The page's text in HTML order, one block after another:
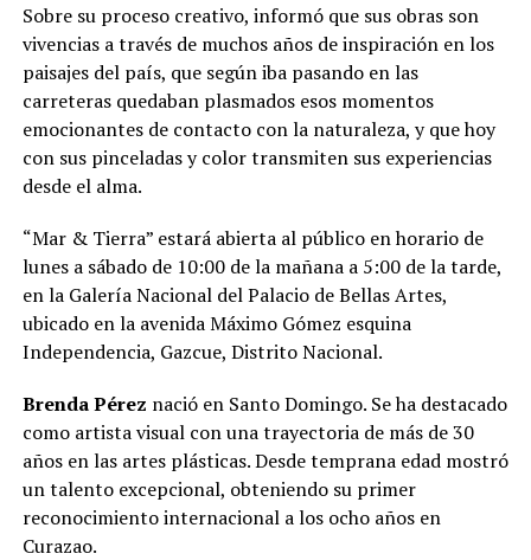
Sobre su proceso creativo, informó que sus obras son
vivencias a través de muchos años de inspiración en los
paisajes del país, que según iba pasando en las
carreteras quedaban plasmados esos momentos
emocionantes de contacto con la naturaleza, y que hoy
con sus pinceladas y color transmiten sus experiencias
desde el alma.
“Mar & Tierra” estará abierta al público en horario de
lunes a sábado de 10:00 de la mañana a 5:00 de la tarde,
en la Galería Nacional del Palacio de Bellas Artes,
ubicado en la avenida Máximo Gómez esquina
Independencia, Gazcue, Distrito Nacional.
Brenda Pérez nació en Santo Domingo. Se ha destacado
como artista visual con una trayectoria de más de 30
años en las artes plásticas. Desde temprana edad mostró
un talento excepcional, obteniendo su primer
reconocimiento internacional a los ocho años en
Curazao.